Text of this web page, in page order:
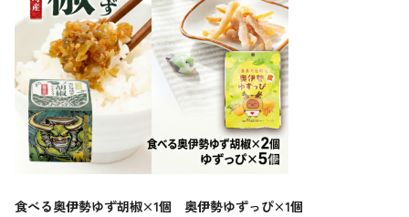
食べる奥伊勢ゆず胡椒×1個 奥伊勢ゆずっぴ×1個